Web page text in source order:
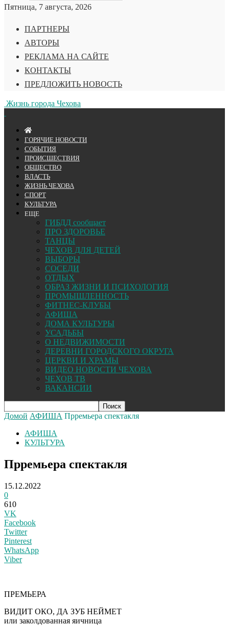
Пятница, 7 августа, 2026
ПАРТНЕРЫ
АВТОРЫ
РЕКЛАМА НА САЙТЕ
КОНТАКТЫ
ПРЕДЛОЖИТЬ НОВОСТЬ
Жизнь города Чехова
ГОРЯЧИЕ НОВОСТИ
СОБЫТИЯ
ПРОИСШЕСТВИЯ
ОБЩЕСТВО
ВЛАСТЬ
ЖИЗНЬ ЧЕХОВА
СПОРТ
КУЛЬТУРА
ЕЩЕ
ГИБДД сообщает
ПРО ЗДОРОВЬЕ
ТАНЦЫ
ЧЕХОВ ДЛЯ ДЕТЕЙ
ВЫБОРЫ
СОСЕДИ
ОТДЫХ
ОБРАЗ ЖИЗНИ И ПСИХОЛОГИЯ
ПРОМЫШЛЕННОСТЬ
ФИТНЕС-КЛУБЫ
АФИША
ДОМА КУЛЬТУРЫ
УСАДЬБЫ
О НЕДВИЖИМОСТИ
ДЕРЕВНИ ГОРОДСКОГО ОКРУГА
ЦЕРКВИ И ХРАМЫ
ВИДЕО НОВОСТИ ЧЕХОВА
ЧЕХОВ ТВ
ВАКАНСИИ
Домой АФИША Прремьера спектакля
АФИША
КУЛЬТУРА
Прремьера спектакля
15.12.2022
0
610
VK
Facebook
Twitter
Pinterest
WhatsApp
Viber
ПРЕМЬЕРА
ВИДИТ ОКО, ДА ЗУБ НЕЙМЕТ
или заколдованная яичница